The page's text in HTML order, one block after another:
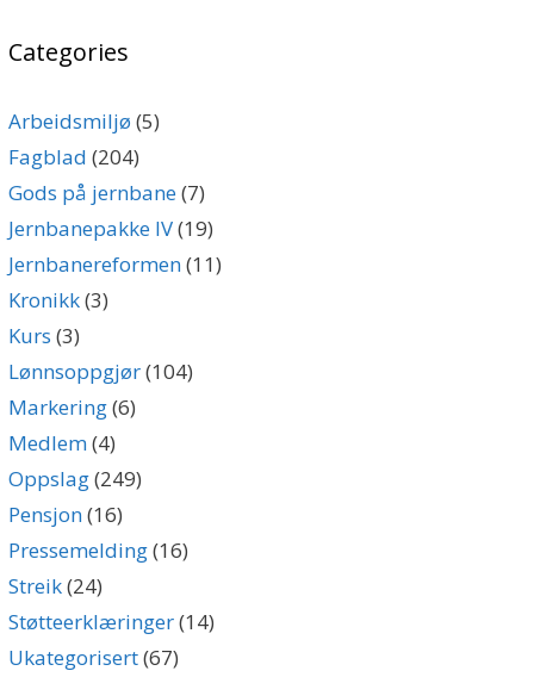
Categories
Arbeidsmiljø (5)
Fagblad (204)
Gods på jernbane(7)
Jernbanepakke IV(19)
Jernbanereformen(11)
Kronikk(3)
Kurs (3)
Lønnsoppgjør(104)
Markering(6)
Medlem(4)
Oppslag(249)
Pensjon(16)
Pressemelding(16)
Streik(24)
Støtteerklæringer(14)
Ukategorisert(67)